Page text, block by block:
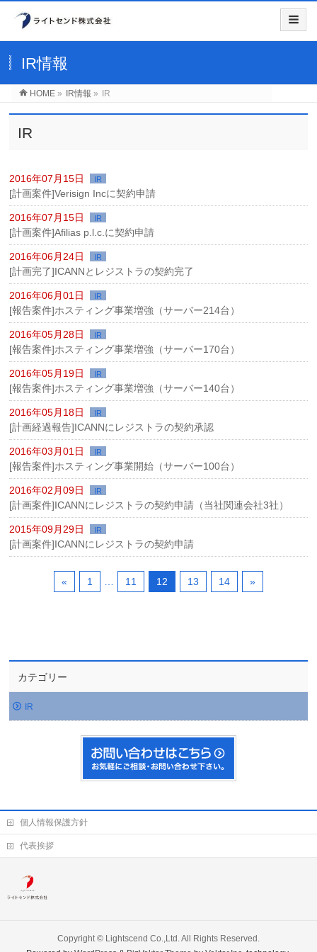
IR情報
HOME » IR情報 » IR
IR
2016年07月15日 IR
[計画案件]Verisign Incに契約申請
2016年07月15日 IR
[計画案件]Afilias p.l.c.に契約申請
2016年06月24日 IR
[計画完了]ICANNとレジストラの契約完了
2016年06月01日 IR
[報告案件]ホスティング事業増強（サーバー214台）
2016年05月28日 IR
[報告案件]ホスティング事業増強（サーバー170台）
2016年05月19日 IR
[報告案件]ホスティング事業増強（サーバー140台）
2016年05月18日 IR
[計画経過報告]ICANNにレジストラの契約承認
2016年03月01日 IR
[報告案件]ホスティング事業開始（サーバー100台）
2016年02月09日 IR
[計画案件]ICANNにレジストラの契約申請（当社関連会社3社）
2015年09月29日 IR
[計画案件]ICANNにレジストラの契約申請
« 1 11 12 13 14 »
カテゴリー
IR
個人情報保護方針
代表挨拶
Copyright © Lightscend Co.,Ltd.All Rights Reserved.